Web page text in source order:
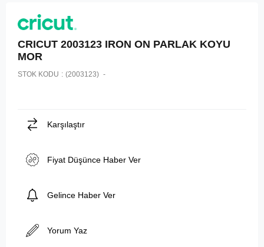
CRICUT 2003123 IRON ON PARLAK KOYU
MOR
STOK KODU (2003123)
Karşılaştır
Fiyat Düşünce Haber Ver
Gelince Haber Ver
Yorum Yaz